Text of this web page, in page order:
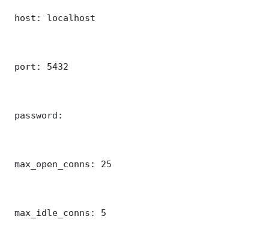
host: localhost
port: 5432
password:
max_open_conns: 25
max_idle_conns: 5